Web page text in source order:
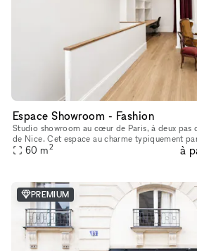
Espace Showroom - Fashion
Studio showroom au cœur de Paris, à deux pas
de Nice. Cet espace au charme typiquement
showrooms, présentations de collections, pop-
60 m2 à
PREMIUM